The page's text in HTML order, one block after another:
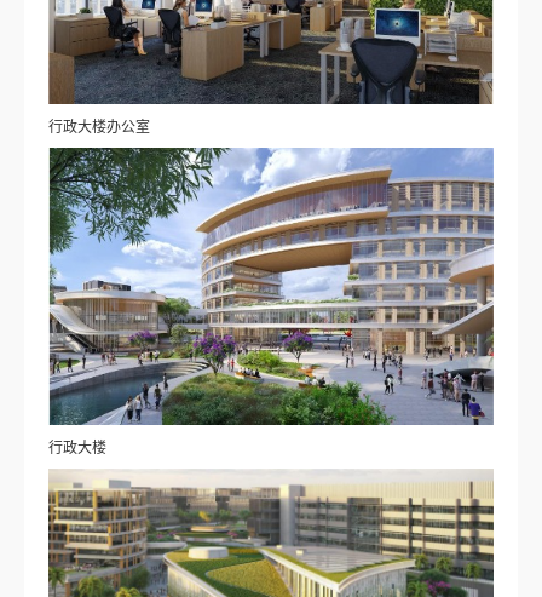
行政大楼办公室
行政大楼